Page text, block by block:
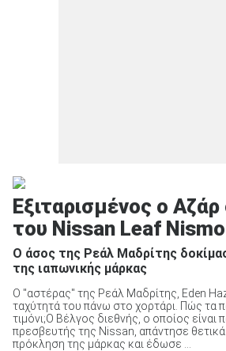
Εξιταρισμένος ο Αζάρ
του Nissan Leaf
Ο άσος της Ρεάλ Μαδρίτης
της ιαπωνικής μάρκας
Ο "αστέρας" της Ρεάλ Μαδρίτης, Eden
ταχύτητά του πάνω στο χορτάρι. Πώς τα
τιμόνι;Ο Βέλγος διεθνής, ο οποίος είναι
πρεσβευτής της Nissan, απάντησε
πρόκληση της μάρκας και έδωσε ...